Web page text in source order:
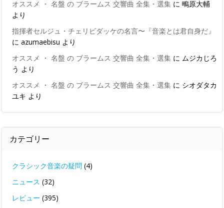
オススメ ・ 名盤 の ブラームス 交響曲 全集・選集 に 鴫原大輔
より
指揮者セルジュ・チェリビダッケの名言〜『音楽とは君自身だ』
に azumaebisu より
オススメ ・ 名盤 の ブラームス 交響曲 全集・選集 に ムジカじろ
う より
オススメ ・ 名盤 の ブラームス 交響曲 全集・選集 に シオダタカ
ユキ より
カテゴリー
クラシック音楽の疑問 (4)
ニュース (32)
レビュー (395)